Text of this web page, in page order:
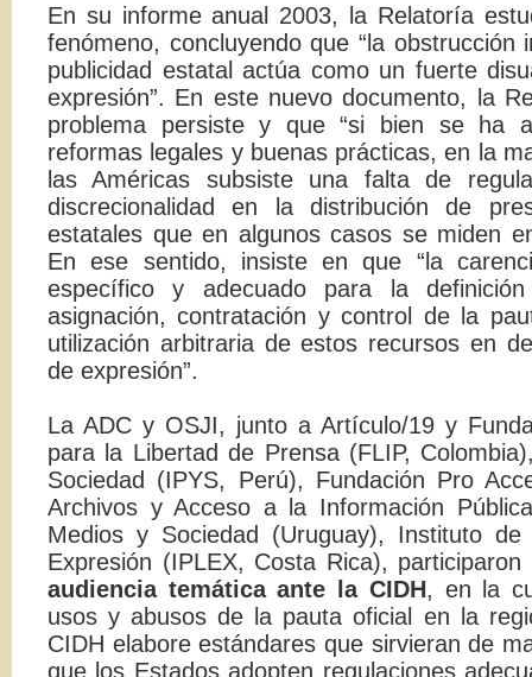
En su informe anual 2003, la Relatoría
fenómeno, concluyendo que “la obstrucción
publicidad estatal actúa como un fuerte
expresión”. En este nuevo documento, la
problema persiste y que “si bien se ha
reformas legales y buenas prácticas, en la
las Américas subsiste una falta de
discrecionalidad en la distribución de
estatales que en algunos casos se miden
En ese sentido, insiste en que “la
específico y adecuado para la
asignación, contratación y control de la
utilización arbitraria de estos recursos en
de expresión”.
La ADC y OSJI, junto a Artículo/19 y
para la Libertad de Prensa (FLIP,
Sociedad (IPYS, Perú), Fundación Pro
Archivos y Acceso a la Información
Medios y Sociedad (Uruguay), Instituto
Expresión (IPLEX, Costa Rica),
audiencia temática ante la CIDH, en la
usos y abusos de la pauta oficial en la
CIDH elabore estándares que sirvieran de
que los Estados adopten regulaciones